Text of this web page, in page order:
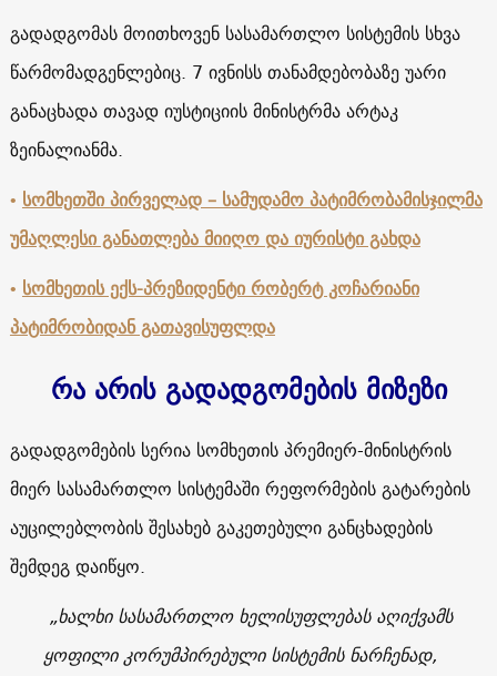
გადადგომას მოითხოვენ სასამართლო სისტემის სხვა
წარმომადგენლებიც. 7 ივნისს თანამდებობაზე უარი
განაცხადა თავად იუსტიციის მინისტრმა არტაკ
ზეინალიანმა.
• სომხეთში პირველად – სამუდამო პატიმრობამისჯილმა
უმაღლესი განათლება მიიღო და იურისტი გახდა
• სომხეთის ექს-პრეზიდენტი რობერტ კოჩარიანი
პატიმრობიდან გათავისუფლდა
რა არის გადადგომების მიზეზი
გადადგომების სერია სომხეთის პრემიერ-მინისტრის
მიერ სასამართლო სისტემაში რეფორმების გატარების
აუცილებლობის შესახებ გაკეთებული განცხადების
შემდეგ დაიწყო.
„ხალხი სასამართლო ხელისუფლებას აღიქვამს
ყოფილი კორუმპირებული სისტემის ნარჩენად,